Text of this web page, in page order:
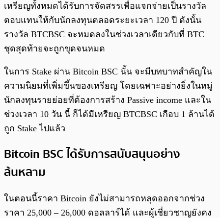
เหรียญทั้งหมดได้รับการจัดสรรเพื่อแจกจ่ายเป็นรางวัล
ตอบแทนให้กับนักลงทุนตลอดระยะเวลา 120 ปี ดังนั้น
รางวัล BTCBSC จะหมดลงในช่วงเวลาเดียวกับที่ BTC
ชุดสุดท้ายจะถูกขุดจนหมด
ในการ Stake ผ่าน Bitcoin BSC นั้น จะมีบทบาทสำคัญใน
ความนิยมที่เพิ่มขึ้นของเหรียญ โดยเฉพาะอย่างยิ่งในหมู่
นักลงทุนรายย่อยที่ต้องการสร้าง Passive income และใน
ช่วงเวลา 10 วัน นี้ ก็ได้มีเหรียญ BTCBSC เกือบ 1 ล้านได้
ถูก Stake ไปแล้ว
Bitcoin BSC ได้รับการสนับสนุนอย่าง
ล้นหลาม
ในตอนนี้ราคา Bitcoin ยังไม่สามารถหลุดออกจากช่วง
ราคา 25,000 – 26,000 ดอลลาร์ได้ และผู้เชี่ยวชาญยังคง